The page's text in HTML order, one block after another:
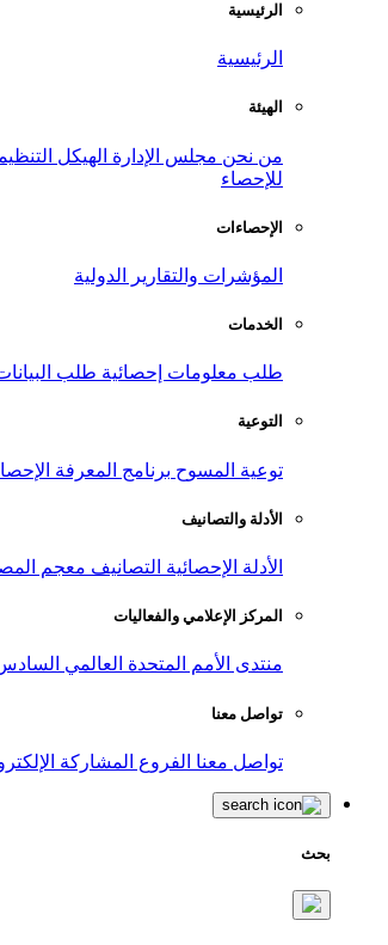
الرئيسية
الرئيسية
الهيئة
من نحن مجلس الإدارة الهيكل
للإحصاء
الإحصاءات
المؤشرات والتقارير الدولية
الخدمات
طلب معلومات إحصائية طلب
التوعية
توعية المسوح برنامج المعرفة
الأدلة والتصانيف
الأدلة الإحصائية التصانيف معجم
المركز الإعلامي والفعاليات
منتدى الأمم المتحدة العالمي السادس
تواصل معنا
تواصل معنا الفروع المشاركة
بحث